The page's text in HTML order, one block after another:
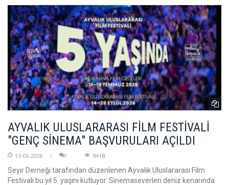
AYVALIK ULUSLARARASI FİLM FESTİVALİ
"GENÇ SİNEMA" BAŞVURULARI AÇILDI
15-05-2026 8418
Seyir Derneği tarafından düzenlenen Ayvalık Uluslararası Film
Festivali bu yıl 5. yaşını kutluyor. Sinemaseverleri deniz kenarında